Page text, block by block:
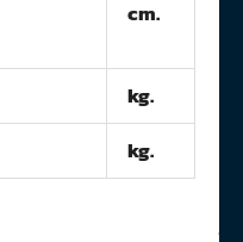
cm.
kg.
kg.